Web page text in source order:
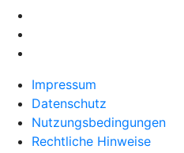
Impressum
Datenschutz
Nutzungsbedingungen
Rechtliche Hinweise